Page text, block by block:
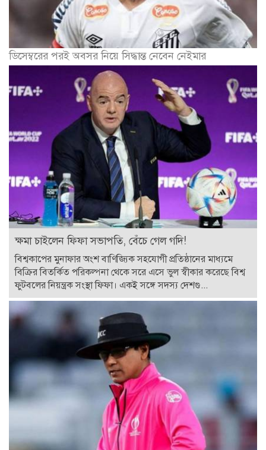
ডিসেম্বরের পরই অবসর নিয়ে সিদ্ধান্ত নেবেন নেইমার
ক্ষমা চাইলেন ফিফা সভাপতি, বেঁচে গেল গদি!
বিশ্বকাপের মুনাফার অংশ বাণিজ্যিক সহযোগী প্রতিষ্ঠানের মাধ্যমে
বিক্রির বিতর্কিত পরিকল্পনা থেকে সরে এসে ভুল স্বীকার করেছে বিশ্ব
ফুটবলের নিয়ন্ত্রক সংস্থা ফিফা। একই সঙ্গে সদস্য দেশগু...